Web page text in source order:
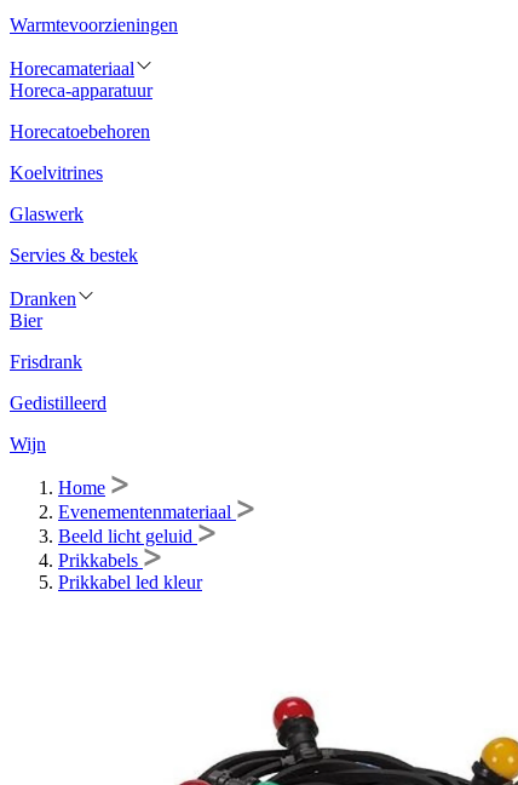
Warmtevoorzieningen
Horecamateriaal
Horeca-apparatuur
Horecatoebehoren
Koelvitrines
Glaswerk
Servies & bestek
Dranken
Bier
Frisdrank
Gedistilleerd
Wijn
Home
Evenementenmateriaal
Beeld licht geluid
Prikkabels
Prikkabel led kleur